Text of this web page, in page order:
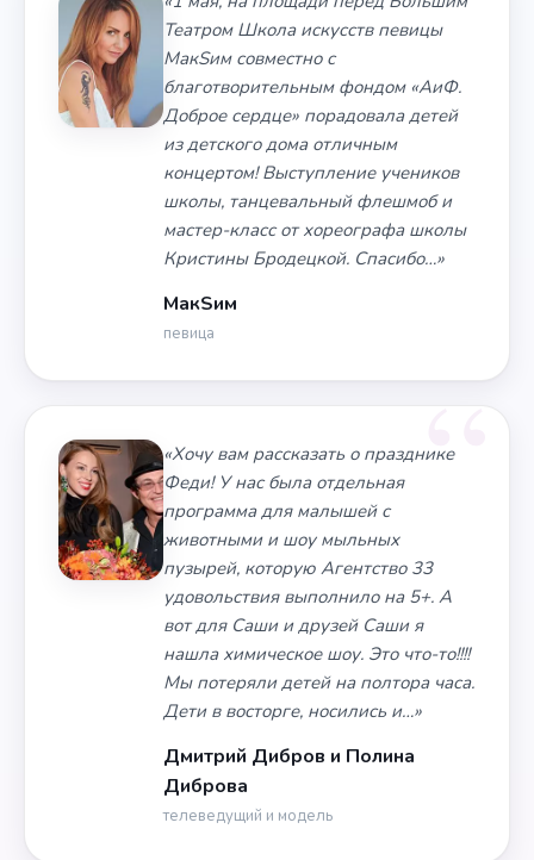
Театром Школа искусств певицы
МакSим совместно с
благотворительным фондом «АиФ.
Доброе сердце» порадовала детей
из детского дома отличным
концертом! Выступление учеников
школы, танцевальный флешмоб и
мастер-класс от хореографа школы
Кристины Бродецкой. Спасибо…»
МакSим
певица
«Хочу вам рассказать о празднике
Феди! У нас была отдельная
программа для малышей с
животными и шоу мыльных
пузырей, которую Агентство 33
удовольствия выполнило на 5+. А
вот для Саши и друзей Саши я
нашла химическое шоу. Это что-то!!!!
Мы потеряли детей на полтора часа.
Дети в восторге, носились и…»
Дмитрий Дибров и Полина
Диброва
телеведущий и модель